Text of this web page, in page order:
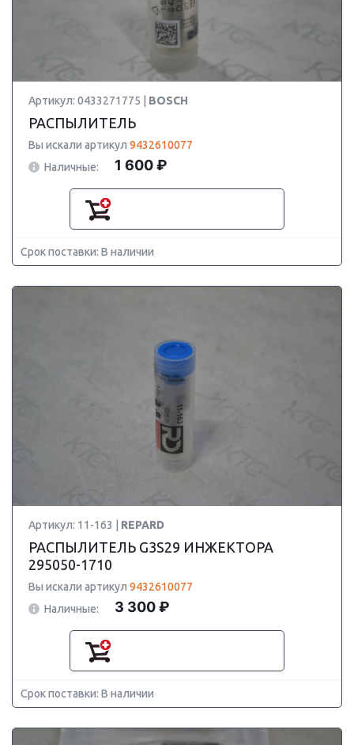
Артикул: 0433271775 | BOSCH
РАСПЫЛИТЕЛЬ
Вы искали артикул 9432610077
Наличные:
1 600 ₽
Срок поставки: В наличии
Артикул: 11-163 | REPARD
РАСПЫЛИТЕЛЬ G3S29 ИНЖЕКТОРА
295050-1710
Вы искали артикул 9432610077
Наличные:
3 300 ₽
Срок поставки: В наличии